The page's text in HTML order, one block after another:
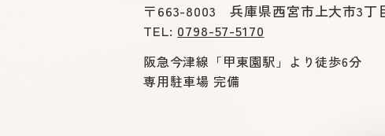
〒663-8003 兵庫県西宮市上大市3丁
TEL: 0798-57-5170
阪急今津線「甲東園駅」より徒歩6分
専用駐車場 完備